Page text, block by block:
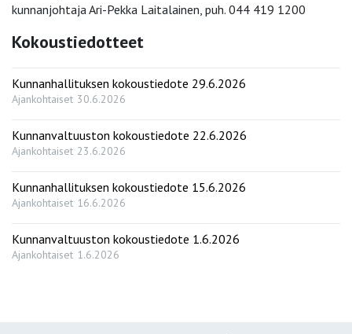
kunnanjohtaja Ari-Pekka Laitalainen, puh. 044 419 1200
Kokoustiedotteet
Kunnanhallituksen kokoustiedote 29.6.2026
Ajankohtaiset 30.6.2026
Kunnanvaltuuston kokoustiedote 22.6.2026
Ajankohtaiset 23.6.2026
Kunnanhallituksen kokoustiedote 15.6.2026
Ajankohtaiset 16.6.2026
Kunnanvaltuuston kokoustiedote 1.6.2026
Ajankohtaiset 1.6.2026